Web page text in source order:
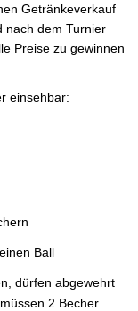
Getränkeverkauf
nach dem Turnier
Preise zu gewinnen
einsehbar:
Ball
dürfen abgewehrt
2 Becher